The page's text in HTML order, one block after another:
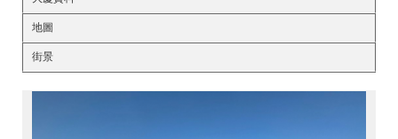
地圖
街景